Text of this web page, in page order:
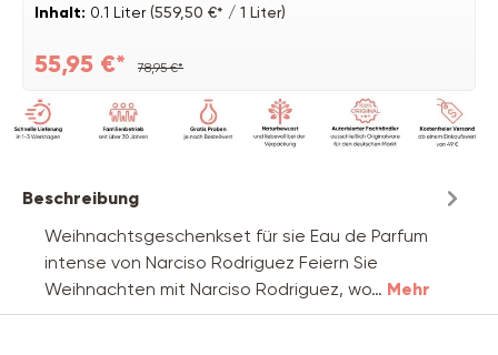
Inhalt: 0.1 Liter(559,50 €* / 1 Liter)
55,95 €* 78,95 €*
Beschreibung
Weihnachtsgeschenkset für sie Eau de Parfum
intense von Narciso Rodriguez Feiern Sie
Weihnachten mit Narciso Rodriguez, wo… Mehr